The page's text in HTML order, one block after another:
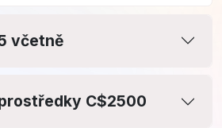
včetně
C$2500